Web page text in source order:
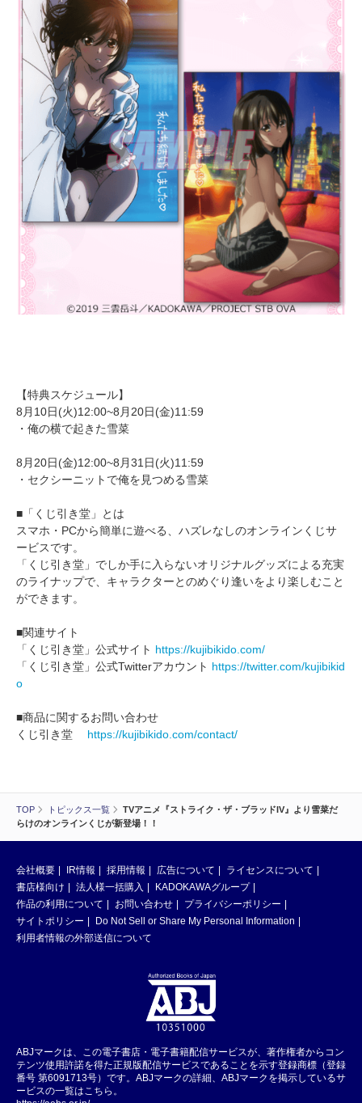
TOP トピックス一覧
TVアニメ『ストライク・ザ・ブラッドIV』より雪菜だ
らけのオンラインくじが新登場！！
【特典スケジュール】
8月10日(火)12:00~8月20日(金)11:59
・俺の横で起きた雪菜
8月20日(金)12:00~8月31日(火)11:59
・セクシーニットで俺を見つめる雪菜
■「くじ引き堂」とは
スマホ・PCから簡単に遊べる、ハズレなしのオンラインくじサ
ービスです。
「くじ引き堂」でしか手に入らないオリジナルグッズによる充実
のライナップで、キャラクターとのめぐり逢いをより楽しむこと
ができます。
■関連サイト
「くじ引き堂」公式サイト https://kujibikido.com/
「くじ引き堂」公式Twitterアカウント https://twitter.com/kujibikid
o
■商品に関するお問い合わせ
くじ引き堂 https://kujibikido.com/contact/
会社概要 IR情報 採用情報 広告について
ライセンスについて
書店様向け
法人様一括購入
KADOKAWAグループ
作品の利用について
お問い合わせ
プライバシーポリシー
サイトポリシー
Do Not Sell or Share My Personal Information
利用者情報の外部送信について
ABJマークは、この電子書店・電子書籍配信サービスが、著作権者からコン
テンツ使用許諾を得た正規版配信サービスであることを示す登録商標（登録
番号 第6091713号）です。ABJマークの詳細、ABJマークを掲示しているサ
ービスの一覧はこちら。